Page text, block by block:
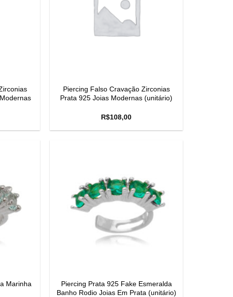
Piercing Falso Cravação Zirconias
Prata 925 Joias Modernas (unitário)
R$108,00
Marinha
Piercing Prata 925 Fake Esmeralda
Banho Rodio Joias Em Prata (unitário)